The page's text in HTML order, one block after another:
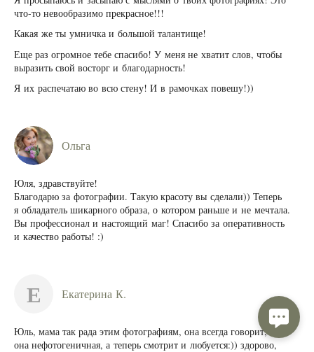
что-то невообразимо прекрасное!!!
Какая же ты умничка и большой талантище!
Еще раз огромное тебе спасибо! У меня не хватит слов, чтобы
выразить свой восторг и благодарность!
Я их распечатаю во всю стену! И в рамочках повешу!))
Ольга
Юля, здравствуйте!
Благодарю за фотографии. Такую красоту вы сделали)) Теперь
я обладатель шикарного образа, о котором раньше и не мечтала.
Вы профессионал и настоящий маг! Спасибо за оперативность
и качество работы! :)
Е Екатерина К.
Юль, мама так рада этим фотографиям, она всегда говорит, что
она нефотогеничная, а теперь смотрит и любуется:)) здорово,